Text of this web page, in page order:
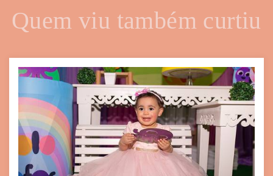
Quem viu também curtiu